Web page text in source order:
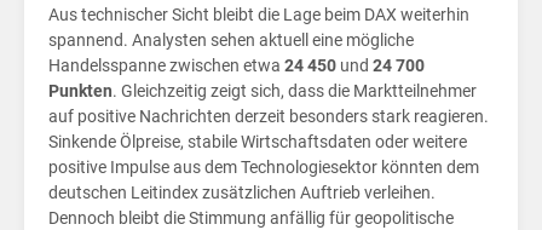
Aus technischer Sicht bleibt die Lage beim DAX weiterhin
spannend. Analysten sehen aktuell eine mögliche
Handelsspanne zwischen etwa 24 450 und 24 700
Punkten. Gleichzeitig zeigt sich, dass die Marktteilnehmer
auf positive Nachrichten derzeit besonders stark reagieren.
Sinkende Ölpreise, stabile Wirtschaftsdaten oder weitere
positive Impulse aus dem Technologiesektor könnten dem
deutschen Leitindex zusätzlichen Auftrieb verleihen.
Dennoch bleibt die Stimmung anfällig für geopolitische